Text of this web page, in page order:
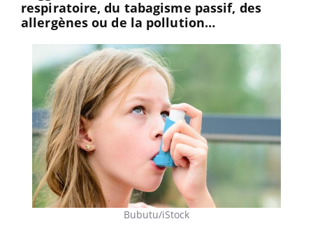
respiratoire, du tabagisme passif, des
allergènes ou de la pollution…
Bubutu/iStock